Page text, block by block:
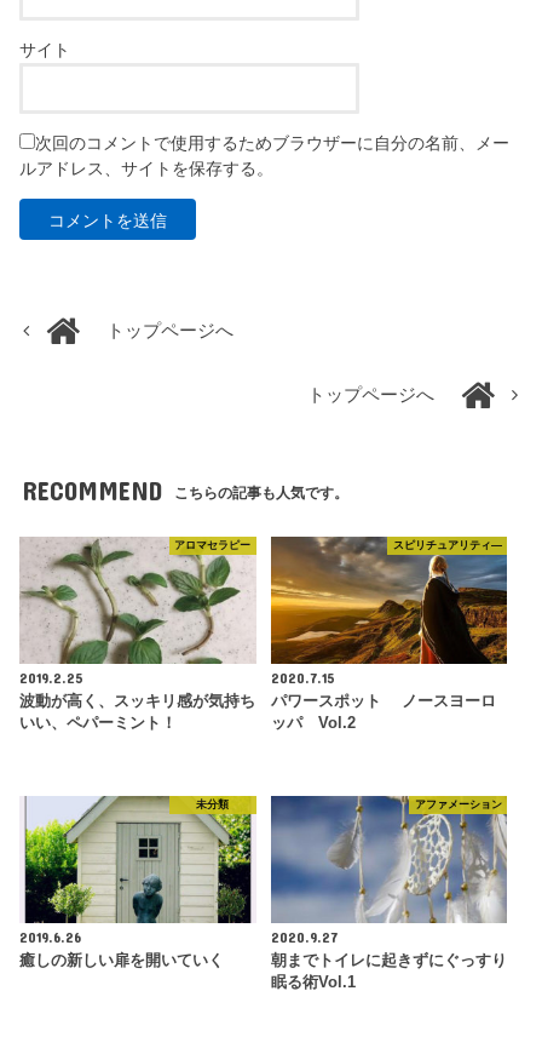
サイト
次回のコメントで使用するためブラウザーに自分の名前、メー
ルアドレス、サイトを保存する。
トップページへ
トップページへ
RECOMMEND こちらの記事も人気です。
アロマセラピー
2019.2.25
波動が高く、スッキリ感が気持ち
いい、ペパーミント！
スピリチュアリティ―
2020.7.15
パワースポット ノースヨーロ
ッパ Vol.2
未分類
2019.6.26
癒しの新しい扉を開いていく
アファメーション
2020.9.27
朝までトイレに起きずにぐっすり
眠る術Vol.1